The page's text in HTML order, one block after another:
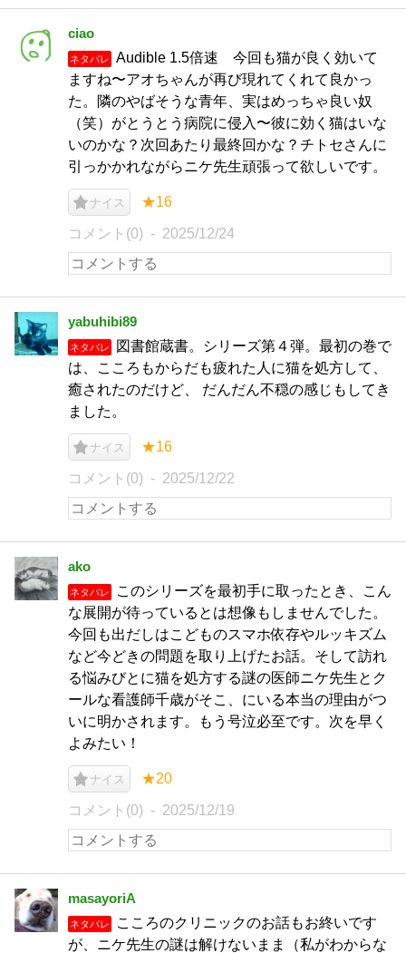
ciao
ネタバレ
Audible 1.5倍速 今回も猫が良く効いて
ますね〜アオちゃんが再び現れてくれて良かっ
た。隣のやばそうな青年、実はめっちゃ良い奴
（笑）がとうとう病院に侵入〜彼に効く猫はいな
いのかな？次回あたり最終回かな？チトセさんに
引っかかれながらニケ先生頑張って欲しいです。
ナイス ★16
コメント(0) 2025/12/24
yabuhibi89
ネタバレ
図書館蔵書。シリーズ第４弾。最初の巻で
は、こころもからだも疲れた人に猫を処方して、
癒されたのだけど、 だんだん不穏の感じもしてき
ました。
ナイス ★16
コメント(0) 2025/12/22
ako
ネタバレ
このシリーズを最初手に取ったとき、こん
な展開が待っているとは想像もしませんでした。
今回も出だしはこどものスマホ依存やルッキズム
など今どきの問題を取り上げたお話。そして訪れ
る悩みびとに猫を処方する謎の医師ニケ先生とク
ールな看護師千歳がそこ、にいる本当の理由がつ
いに明かされます。もう号泣必至です。次を早く
よみたい！
ナイス ★20
コメント(0) 2025/12/19
masayoriA
ネタバレ
こころのクリニックのお話もお終いです
が、ニケ先生の謎は解けないまま（私がわからな